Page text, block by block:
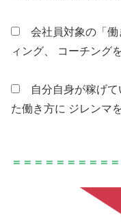
会社員対象の「働
ィング、 コーチング
自分自身が稼げて
た働き方に ジレンマ
＝＝＝＝＝＝＝＝＝